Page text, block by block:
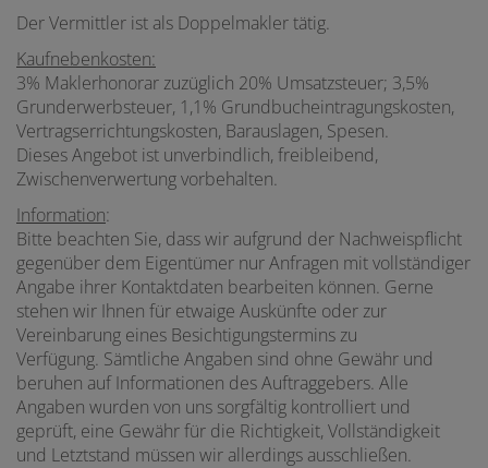
Der Vermittler ist als Doppelmakler tätig.
Kaufnebenkosten:
3% Maklerhonorar zuzüglich 20% Umsatzsteuer; 3,5%
Grunderwerbsteuer, 1,1% Grundbucheintragungskosten,
Vertragserrichtungskosten, Barauslagen, Spesen.
Dieses Angebot ist unverbindlich, freibleibend,
Zwischenverwertung vorbehalten.
Information:
Bitte beachten Sie, dass wir aufgrund der Nachweispflicht
gegenüber dem Eigentümer nur Anfragen mit vollständiger
Angabe ihrer Kontaktdaten bearbeiten können. Gerne
stehen wir Ihnen für etwaige Auskünfte oder zur
Vereinbarung eines Besichtigungstermins zu
Verfügung. Sämtliche Angaben sind ohne Gewähr und
beruhen auf Informationen des Auftraggebers. Alle
Angaben wurden von uns sorgfältig kontrolliert und
geprüft, eine Gewähr für die Richtigkeit, Vollständigkeit
und Letztstand müssen wir allerdings ausschließen.